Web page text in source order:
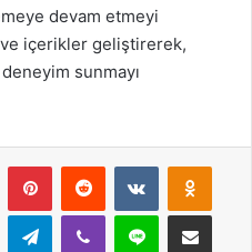
devam etmeyi
içerikler geliştirerek,
sunmayı
PinterestReddit VKontakte
TelegramViber Line E-Posta ile